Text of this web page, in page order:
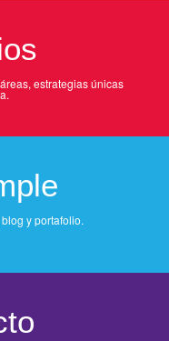
estrategias únicas
y portafolio.